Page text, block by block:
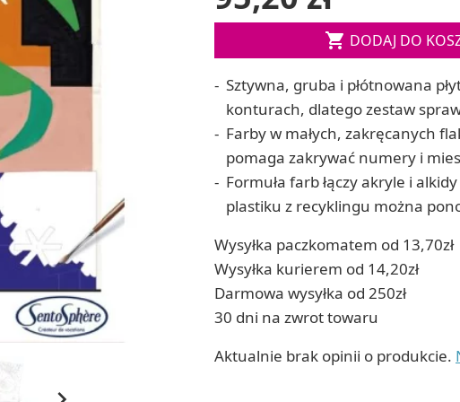
ręcznych
Zestawy do kul do kąpieli
Soda, kwasek, formy do kul do kąpieli
RZEŹBA, GLINY I ODLEWY
Lepienie i rzeźbienie
Odlewy dekoracyjne
Tworzenie z gliny polimerowej
Modelowanie dla dzieci
 DODAJ DO
Sztywna, gruba i płótnowana
konturach, dlatego zestaw
Farby w małych, zakręcanych
pomaga zakrywać numery i
Formuła farb łączy akryle i
plastiku z recyklingu można
Wysyłka paczkomatem od 13,70zł
Wysyłka kurierem od 14,20zł
Darmowa wysyłka od 250zł
30 dni na zwrot towaru
Aktualnie brak opinii o produkcie.